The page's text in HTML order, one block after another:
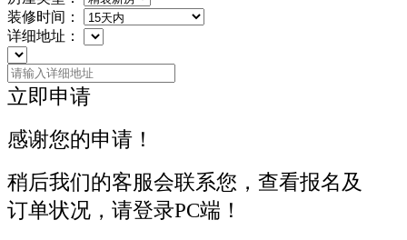
装修时间：
详细地址：
立即申请
感谢您的申请！
稍后我们的客服会联系您，查看报名及
订单状况，请登录PC端！